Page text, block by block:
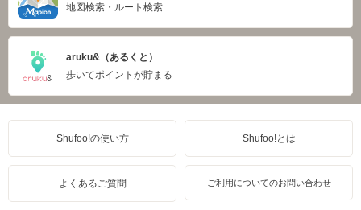
地図検索・ルート検索
aruku&（あるくと）
歩いてポイントが貯まる
Shufoo!の使い方 Shufoo!とは
よくあるご質問 ご利用についてのお問い合わせ